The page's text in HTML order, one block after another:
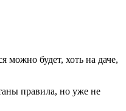
можно будет, хоть на даче,
правила, но уже не